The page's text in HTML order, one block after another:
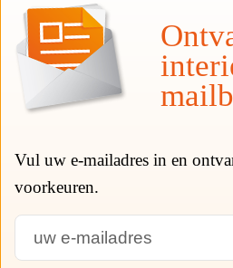
Vul uw e-mailadres in en
voorkeuren.